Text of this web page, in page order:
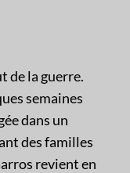
de la guerre.
semaines
dans un
des familles
revient en